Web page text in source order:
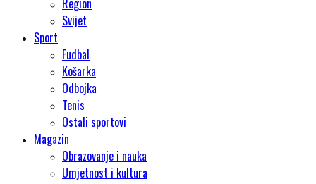
Region
Svijet
Sport
Fudbal
Košarka
Odbojka
Tenis
Ostali sportovi
Magazin
Obrazovanje i nauka
Umjetnost i kultura